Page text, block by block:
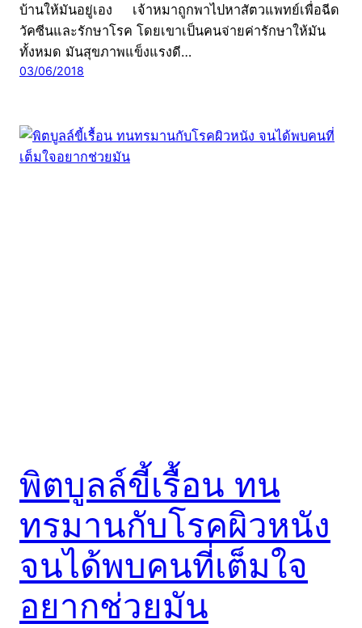
บ้านให้มันอยู่เอง เจ้าหมาถูกพาไปหาสัตวแพทย์เพื่อฉีด
วัคซีนและรักษาโรค โดยเขาเป็นคนจ่ายค่ารักษาให้มัน
ทั้งหมด มันสุขภาพแข็งแรงดี…
03/06/2018
พิตบูลล์ขี้เรื้อน ทน
ทรมานกับโรคผิวหนัง
จนได้พบคนที่เต็มใจ
อยากช่วยมัน